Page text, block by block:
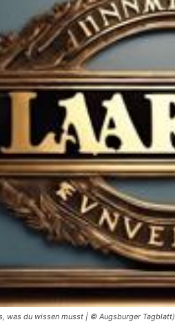
was du wissen musst | © Augsburger Tagblatt)